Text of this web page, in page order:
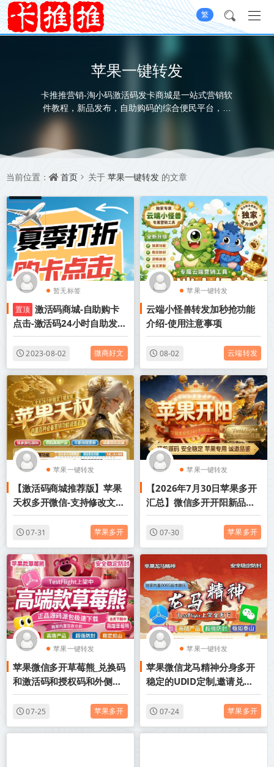
繁
苹果一键转发
卡推推营销-淘小码激活码发卡商城是一站式营销软
件教程，新品发布，自助购码的综合便民平台，助
力微商，我们从未止步，本着健康绿色的营销理
当前位置： 首页 关于 苹果一键转发 的文章
暂无标签
置顶 激活码商城-自助购卡
点击-激活码24小时自助发卡
地址
2023-08-02 微商好文
苹果一键转发
苹果TF微信多开
云端小怪兽转发加秒抢功能
介绍-使用注意事项
08-02 云端转发
苹果一键转发
苹果TF微信多开
【激活码商城推荐版】苹果
天权多开微信-支持修改文字
修改内容
07-31 苹果多开
苹果一键转发
苹果TF微信多开
【2026年7月30日苹果多开
汇总】微信多开开阳新品上
市
07-30 苹果多开
苹果一键转发
苹果TF微信多开
苹果微信多开草莓熊_兑换码
和激活码和授权码和外侧码
还有活动码如何分辨
07-25 苹果多开
苹果一键转发
苹果TF微信多开
苹果微信龙马精神分身多开
稳定的UDID定制,邀请兑换
码购买
07-24 苹果多开